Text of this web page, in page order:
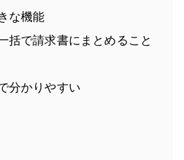
な機能
括で請求書にまとめること
分かりやすい